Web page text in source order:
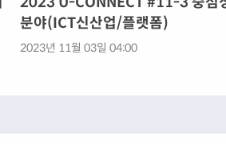
분야(ICT신산업/플랫폼)
2023년 11월 03일 04:00